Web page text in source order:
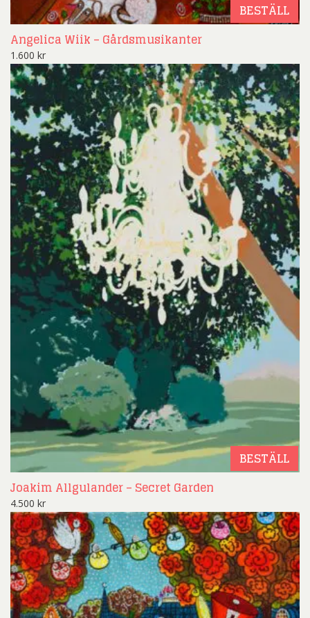
BESTÄLL
Angelica Wiik – Gårdsmusikanter
1.600 kr
BESTÄLL
Joakim Allgulander – Secret Garden
4.500 kr